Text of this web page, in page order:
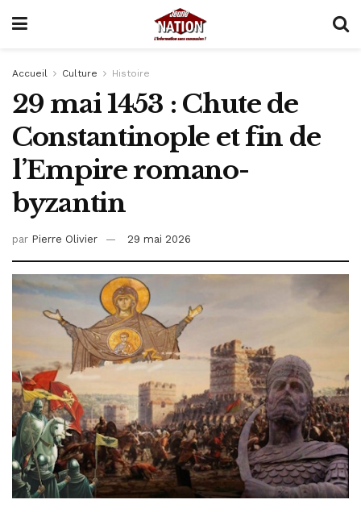
Accueil Culture Histoire
29 mai 1453 : Chute de
Constantinople et fin de
l’Empire romano-
byzantin
par Pierre Olivier 29 mai 2026